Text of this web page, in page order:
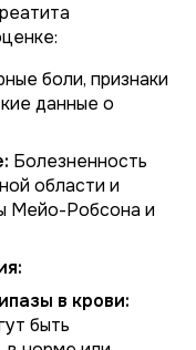
боли, признаки
данные о
Болезненность
области и
Мейо-Робсона и
в крови:
быть